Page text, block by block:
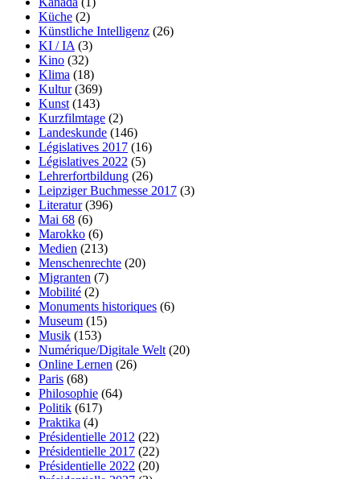
Küche (2)
Künstliche Intelligenz (26)
KI / IA (3)
Kino (32)
Klima (18)
Kultur(369)
Kunst (143)
Kurzfilmtage (2)
Landeskunde (146)
Législatives 2017 (16)
Législatives 2022 (5)
Lehrerfortbildung (26)
Leipziger Buchmesse 2017 (3)
Literatur(396)
Mai 68 (6)
Marokko (6)
Medien (213)
Menschenrechte (20)
Migranten (7)
Mobilité (2)
Monuments historiques (6)
Museum (15)
Musik (153)
Numérique/Digitale Welt (20)
Online Lernen (26)
Paris (68)
Philosophie (64)
Politik (617)
Praktika (4)
Présidentielle 2012 (22)
Présidentielle 2017 (22)
Présidentielle 2022 (20)